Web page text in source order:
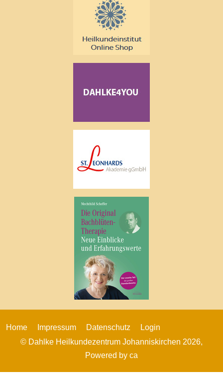
Home Impressum Datenschutz
Login
© Dahlke Heilkundezentrum Johanniskirchen 2026,
Powered by ca